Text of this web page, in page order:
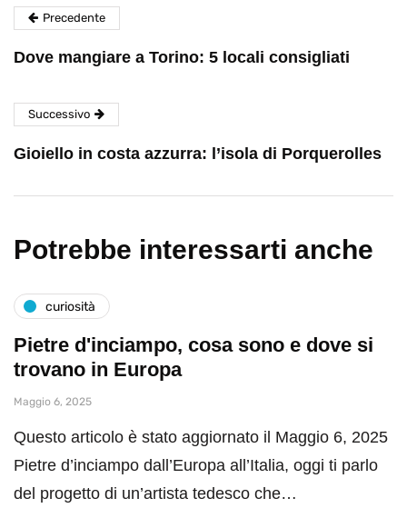
Precedente
Dove mangiare a Torino: 5 locali consigliati
Successivo
Gioiello in costa azzurra: l’isola di Porquerolles
Potrebbe interessarti anche
curiosità
Pietre d'inciampo, cosa sono e dove si
trovano in Europa
Maggio 6, 2025
Questo articolo è stato aggiornato il Maggio 6, 2025
Pietre d’inciampo dall’Europa all’Italia, oggi ti parlo
del progetto di un’artista tedesco che…